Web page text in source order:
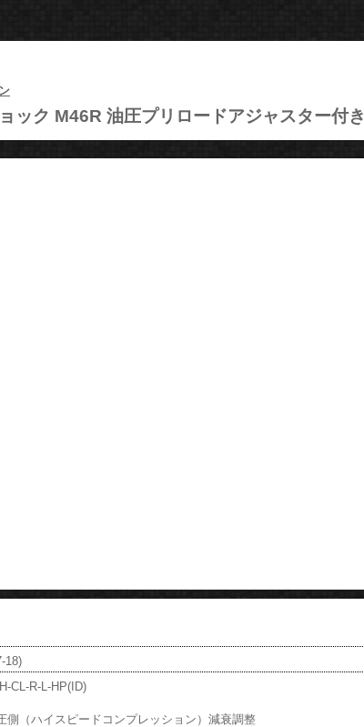
ック M46R 油圧プリロードアジャスター付き
18)
CL-R-L-HP(ID)
側（ハイスピードコンプレッション）減衰調整